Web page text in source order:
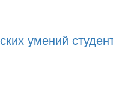
умений